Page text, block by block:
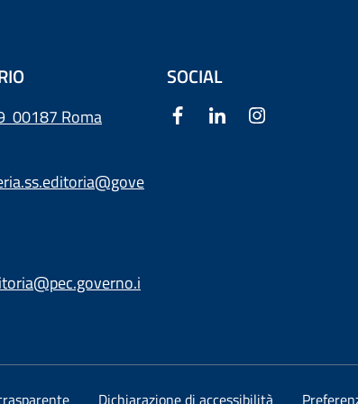
00187 Roma
SOCIAL
Dichiarazione di accessibilità